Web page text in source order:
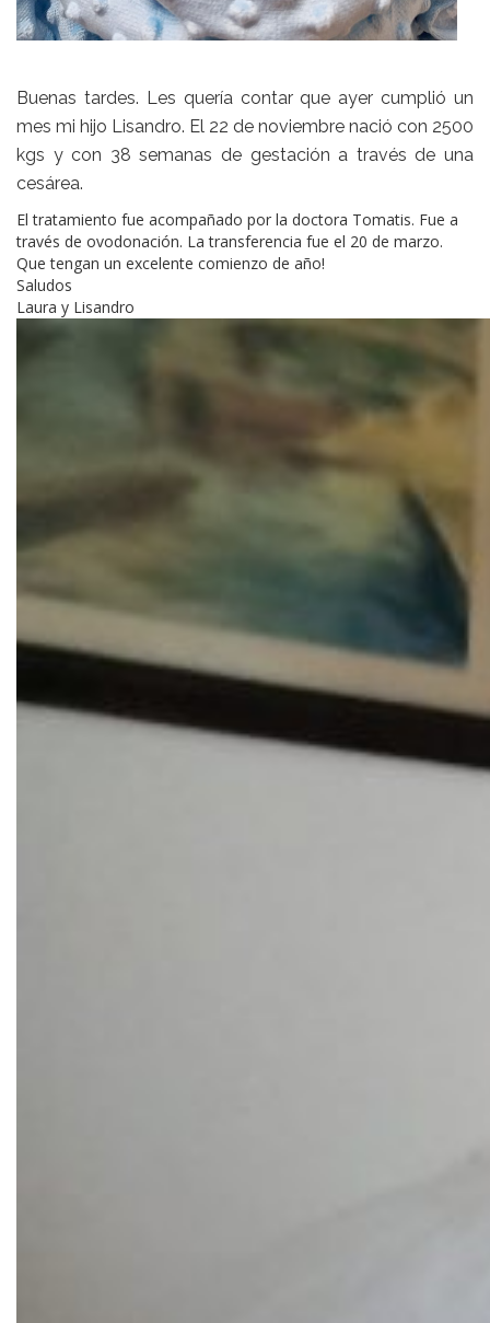
Buenas tardes. Les quería contar que ayer cumplió un
mes mi hijo Lisandro. El 22 de noviembre nació con 2500
kgs y con 38 semanas de gestación a través de una
cesárea.
El tratamiento fue acompañado por la doctora Tomatis. Fue a
través de ovodonación. La transferencia fue el 20 de marzo.
Que tengan un excelente comienzo de año!
Saludos
Laura y Lisandro